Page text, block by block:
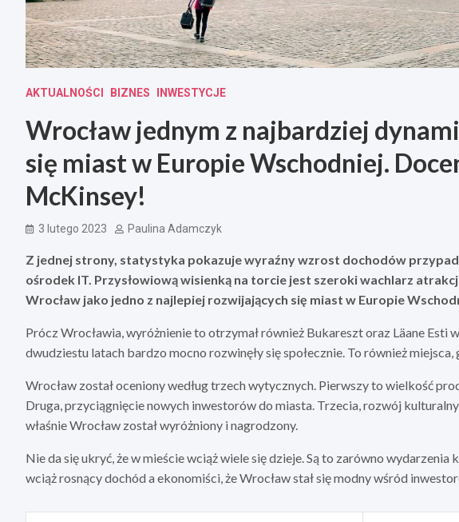
AKTUALNOŚCI BIZNES INWESTYCJE
Wrocław jednym z najbardziej
się miast w Europie Wschodniej.
McKinsey!
3 lutego 2023 Paulina Adamczyk
Z jednej strony, statystyka pokazuje wyraźny wzrost dochodów
ośrodek IT. Przysłowiową wisienką na torcie jest szeroki wachlarz
Wrocław jako jedno z najlepiej rozwijających się miast w Europie
Prócz Wrocławia, wyróżnienie to otrzymał również Bukareszt oraz Läane Esti
dwudziestu latach bardzo mocno rozwinęły się społecznie. To również
Wrocław został oceniony według trzech wytycznych. Pierwszy to wielkość
Druga, przyciągnięcie nowych inwestorów do miasta. Trzecia, rozwój
właśnie Wrocław został wyróżniony i nagrodzony.
Nie da się ukryć, że w mieście wciąż wiele się dzieje. Są to zarówno wydarzenia
wciąż rosnący dochód a ekonomiści, że Wrocław stał się modny wśród